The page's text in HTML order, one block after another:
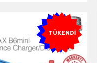
YENI
TÜKENDI